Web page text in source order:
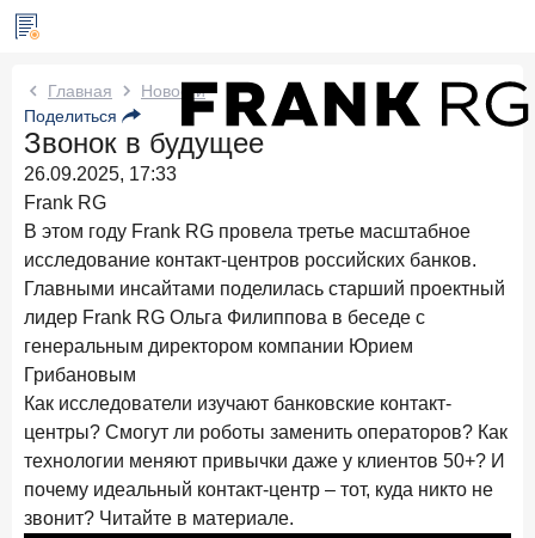
Новости Frank RG
Три дня назад
По итогам июля 2026 года объем выдач кредитов
составил 1 061,9 млрд руб.
4 августа 2026 года
Клиентский путь компании МСБ при смене
руководителя в банке обслуживания
24 июля 2026 года ИССЛЕДОВАНИЕ
Ипотека в России: итоги июня 2026 года в цифрах
22 июля 2026 года ИССЛЕДОВАНИЕ
Выгодные тарифы на брокерское обслуживание —
существенный фактор выбора брокера
15 июля 2026 года
Главная
Новости
Поделиться
Звонок в будущее
26.09.2025, 17:33
Frank RG
В этом году Frank RG провела третье масштабное
исследование контакт-центров российских банков.
Главными инсайтами поделилась старший проектный
лидер Frank RG Ольга Филиппова в беседе с
генеральным директором компании Юрием
Грибановым
Как исследователи изучают банковские контакт-
центры? Смогут ли роботы заменить операторов? Как
технологии меняют привычки даже у клиентов 50+? И
почему идеальный контакт-центр – тот, куда никто не
звонит? Читайте в материале.